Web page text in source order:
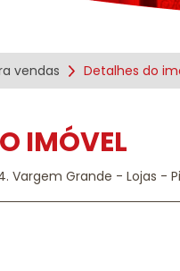
vendas Detalhes do
IMÓVEL
Vargem Grande - Lojas -